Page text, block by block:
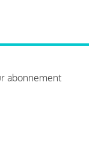
abonnement